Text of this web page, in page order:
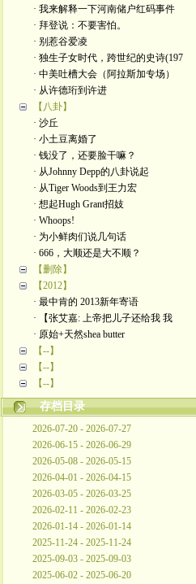
· 我来解释一下河南储户红码事件
· 拜登说：不要害怕。
· 别惹谷爱凌
· 独生子女时代，跨世纪的史诗(197
· 中美吐槽大会（阿拉斯加专场）
· 从许德珩到许进
【八卦】
· 沙丘
· 小土豆离婚了
· 钱没了，还要脸干嘛？
· 从Johnny Depp的八卦说起
· 从Tiger Woods到王力宏
· 想起Hugh Grant招妓
· Whoops!
· 为小鲜肉们说几句话
· 666，大顺还是大不顺？
【删除】
【2012】
· 最中肯的 2013新年寄语
· 【张艾嘉: 上帝把儿子还给我 我
· 原始+天然shea butter
【--】
【--】
【--】
存档目录
2026-07-20 - 2026-07-27
2026-06-15 - 2026-06-29
2026-05-08 - 2026-05-15
2026-04-01 - 2026-04-15
2026-03-05 - 2026-03-25
2026-02-11 - 2026-02-23
2026-01-14 - 2026-01-14
2025-11-24 - 2025-11-24
2025-09-03 - 2025-09-03
2025-06-02 - 2025-06-20